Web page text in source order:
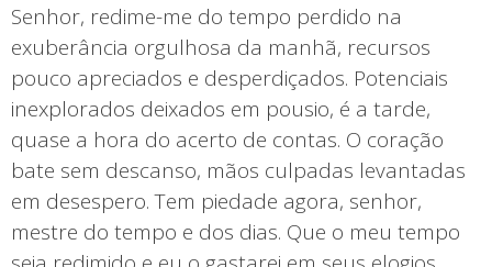
Senhor, redime-me do tempo perdido na
exuberância orgulhosa da manhã, recursos
pouco apreciados e desperdiçados. Potenciais
inexplorados deixados em pousio, é a tarde,
quase a hora do acerto de contas. O coração
bate sem descanso, mãos culpadas levantadas
em desespero. Tem piedade agora, senhor,
mestre do tempo e dos dias. Que o meu tempo